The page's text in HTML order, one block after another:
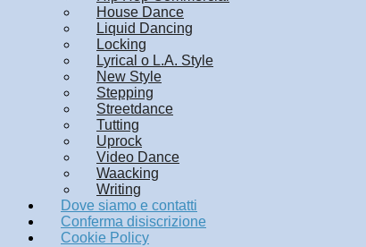
House Dance
Liquid Dancing
Locking
Lyrical o L.A. Style
New Style
Stepping
Streetdance
Tutting
Uprock
Video Dance
Waacking
Writing
Dove siamo e contatti
Conferma disiscrizione
Cookie Policy